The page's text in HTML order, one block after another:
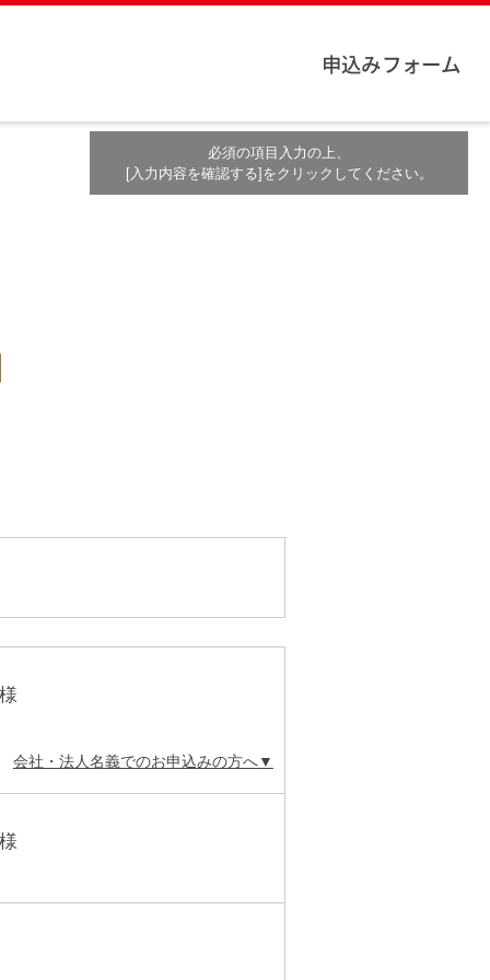
申込みフォーム
会社・法人名義でのお申込みの方へ
必須の項目入力の上、
[入力内容を確認する]をクリックしてください。